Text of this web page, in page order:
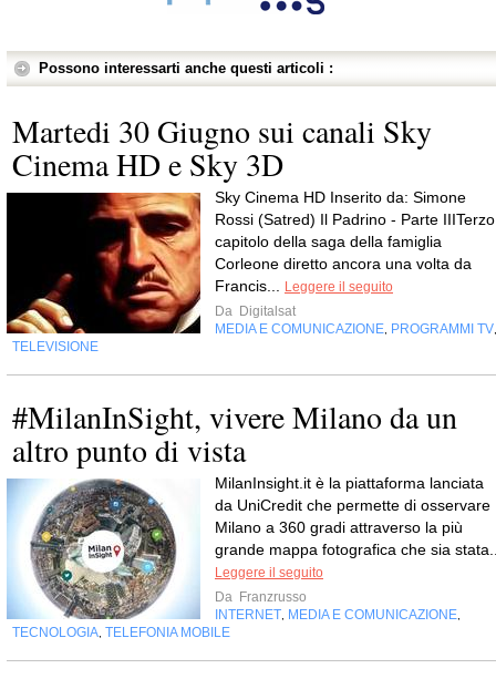
Possono interessarti anche questi articoli :
Martedi 30 Giugno sui canali Sky
Cinema HD e Sky 3D
Sky Cinema HD Inserito da: Simone
Rossi (Satred) Il Padrino - Parte IIITerzo
capitolo della saga della famiglia
Corleone diretto ancora una volta da
Francis...
Leggere il seguito
Da Digitalsat
MEDIA E COMUNICAZIONE PROGRAMMI TV
TELEVISIONE
#MilanInSight, vivere Milano da un
altro punto di vista
MilanInsight.it è la piattaforma lanciata
da UniCredit che permette di osservare
Milano a 360 gradi attraverso la più
grande mappa fotografica che sia
Leggere il seguito
Da Franzrusso
INTERNET MEDIA E COMUNICAZIONE
TECNOLOGIA TELEFONIA MOBILE